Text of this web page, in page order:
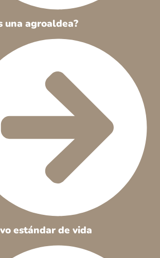
una agroaldea?
estándar de vida